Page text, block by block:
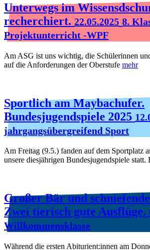
Unterwegs im
recherchiert. 22.05.2025 8.
Projektunterricht -WPF
Am ASG ist uns wichtig, die Schülerinnen
auf die Anforderungen der Oberstufe mehr
Sportlich am Maybachufer.
Bundesjugendspiele 2025
jahrgangsübergreifend Sport
Am Freitag (9.5.) fanden auf dem Sportplatz
unsere diesjährigen Bundesjugendspiele statt.
Großer Bär und
Zwei tierisch gute Ausflüge.
Willkommensklasse
Während die ersten Abiturient:innen am